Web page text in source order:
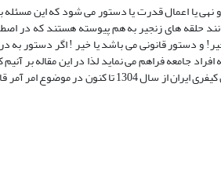
نهی یا اعمال قدرت یا دستور می شود که این
حلقه های زنجیر به هم پیوسته هستند که در
و دستور قانونی می باشد یا خیر ! اگر دستور به
جامعه فراهم می نماید لذا در این مقاله بر
های امر آمر قانونی به همراه نظریات موجود در این زمینه و رویه نظام حقوقی ایران را مورد واکاوی قرار داده زیرا قوانین کیفری ایران